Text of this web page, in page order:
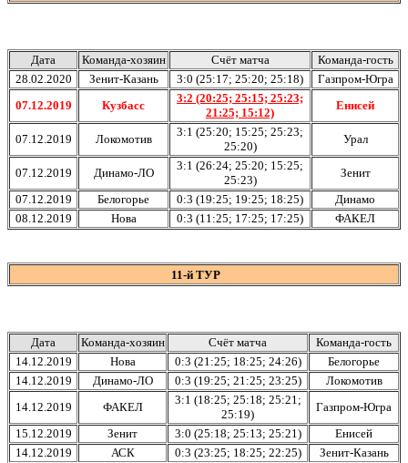
Дата Команда-хозяин Счёт матча
Команда-гость
28.02.2020
Зенит-Казань 3:0 (25:17; 25:20; 25:18)
Газпром-Югра
07.12.2019
Кузбасс
3:2 (20:25; 25:15; 25:23;
21:25; 15:12)
Енисей
07.12.2019 Локомотив
3:1 (25:20; 15:25; 25:23;
25:20)
Урал
07.12.2019 Динамо-ЛО
3:1 (26:24; 25:20; 15:25;
25:23)
Зенит
07.12.2019
Белогорье 0:3 (19:25; 19:25; 18:25)
Динамо
08.12.2019
Нова 0:3 (11:25; 17:25; 17:25) ФАКЕЛ
11-й ТУР
Дата Команда-хозяин Счёт матча
Команда-гость
14.12.2019
Нова 0:3 (21:25; 18:25; 24:26)
Белогорье
14.12.2019
Динамо-ЛО 0:3 (19:25; 21:25; 23:25)
Локомотив
14.12.2019
ФАКЕЛ
3:1 (18:25; 25:18; 25:21;
25:19)
Газпром-Югра
15.12.2019
Зенит 3:0 (25:18; 25:13; 25:21)
Енисей
14.12.2019
АСК 0:3 (23:25; 18:25; 22:25)
Зенит-Казань